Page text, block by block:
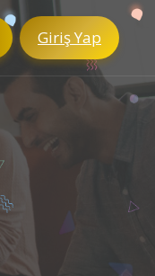
Giriş Yap